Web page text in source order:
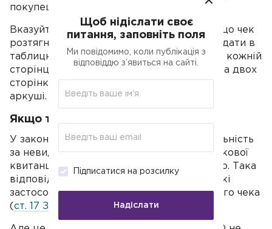
покупець не вписав зайві позиції.
Вказуйте порядковий номер позиції, а якщо чек
розтягнуся на кілька сторінок, можете додати в
таблицю клітинку для підрахунку суми на кожній
сторінці, вказуйте номери сторінок. Чек на двох
сторінках можна роздрукувати на одному
аркуші.
Якщо товарні чеки не видаєте
У законодавстві не прописана відповідальність
за невидачу товарного чека або розрахункової
квитанції для ФОП, які працюю з готівкою. Така
відповідальність передбачена для СПД, які
застосовують РРО, за невидачу фіскального чека
( ст. 17 ЗУ № 265
Щоб нідіслати своє
питання, заповніть поля
Ми повідомимо, коли публікація з
відповіддю з’явиться на сайті.
Підписатися на розсилку
Надіслати